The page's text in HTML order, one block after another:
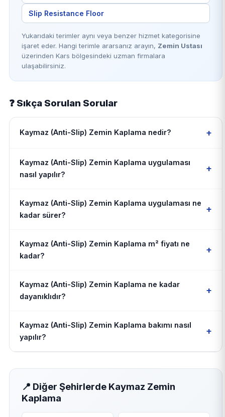
Slip Resistance Floor
Yukarıdaki terimler aynı veya benzer hizmet kategorisine
işaret eder. Hangi terimle ararsanız arayın, Zemin Ustası
üzerinden Kars bölgesindeki uzman firmalara
ulaşabilirsiniz.
❓ Sıkça Sorulan Sorular
Kaymaz (Anti-Slip) Zemin Kaplama nedir? +
Kaymaz (Anti-Slip) Zemin Kaplama uygulaması
nasıl yapılır?
+
Kaymaz (Anti-Slip) Zemin Kaplama uygulaması ne
kadar sürer?
+
Kaymaz (Anti-Slip) Zemin Kaplama m² fiyatı ne
kadar?
+
Kaymaz (Anti-Slip) Zemin Kaplama ne kadar
dayanıklıdır?
+
Kaymaz (Anti-Slip) Zemin Kaplama bakımı nasıl
yapılır?
+
📍 Diğer Şehirlerde Kaymaz Zemin
Kaplama